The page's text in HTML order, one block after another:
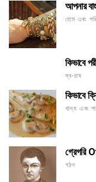
আপনার
হোম এবং
কিভাবে
স্ব-চাষ
কিভাবে
খাদ্য এবং
গঠন